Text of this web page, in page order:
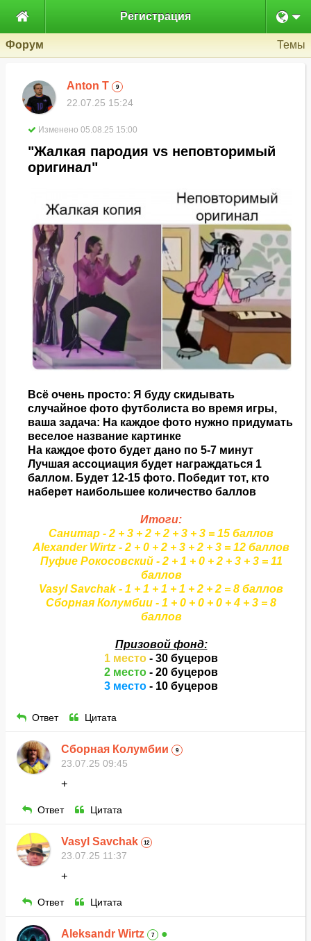
 Регистрация
Форум Темы
Anton T 9
22.07.25 15:24
Изменено 05.08.25 15:00
"Жалкая пародия vs неповторимый
оригинал"
Всё очень просто: Я буду скидывать
случайное фото футболиста во время игры,
ваша задача: На каждое фото нужно придумать
веселое название картинке
На каждое фото будет дано по 5-7 минут
Лучшая ассоциация будет награждаться 1
баллом. Будет 12-15 фото. Победит тот, кто
наберет наибольшее количество баллов
Итоги:
Санитар - 2 + 3 + 2 + 2 + 3 + 3 = 15 баллов
Alexander Wirtz - 2 + 0 + 2 + 3 + 2 + 3 = 12 баллов
Пуфие Рокосовский - 2 + 1 + 0 + 2 + 3 + 3 = 11
баллов
Vasyl Savchak - 1 + 1 + 1 + 1 + 2 + 2 = 8 баллов
Сборная Колумбии - 1 + 0 + 0 + 0 + 4 + 3 = 8
баллов
Призовой фонд:
1 место - 30 буцеров
2 место - 20 буцеров
3 место - 10 буцеров
Ответ Цитата
Сборная Колумбии 9
23.07.25 09:45
+
Ответ Цитата
Vasyl Savchak 12
23.07.25 11:37
+
Ответ Цитата
Aleksandr Wirtz 7 ●